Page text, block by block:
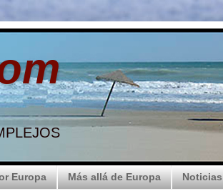
Europa Más allá de Europa Noticias